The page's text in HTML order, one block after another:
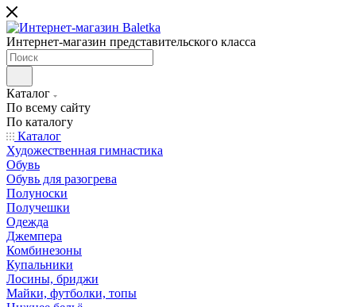
Интернет-магазин представительского класса
Каталог
По всему сайту
По каталогу
Каталог
Художественная гимнастика
Обувь
Обувь для разогрева
Полуноски
Получешки
Одежда
Джемпера
Комбинезоны
Купальники
Лосины, бриджи
Майки, футболки, топы